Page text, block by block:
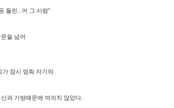
돌린...어 그 사람"
을 넘어
가 잠시 멈춰 자기와
과 가방때문에 여의치 않았다.